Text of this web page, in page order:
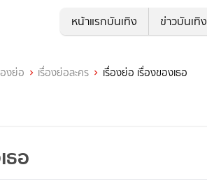
หน้าแรกบันเทิง ข่าวบันเทิง
องย่อ เรื่องย่อละคร เรื่องย่อ เรื่องของเธอ
ธอ